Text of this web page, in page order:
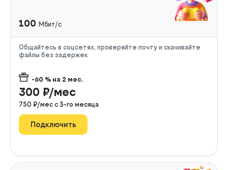
100 Мбит/с
Общайтесь в соцсетях, проверяйте почту и скачивайте
файлы без задержек
-60 % на 2 мес.
300 ₽/мес
750 ₽/мес с 3-го месяца
Подключить